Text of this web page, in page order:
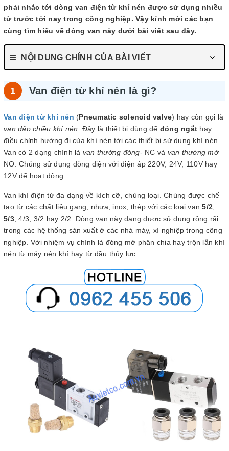
phải nhắc tới dòng van điện từ khí nén được sử dụng nhiều
từ trước tới nay trong công nghiệp. Vậy kính mời các bạn
cùng tìm hiểu về dòng van này dưới bài viết sau đây.
NỘI DUNG CHÍNH CỦA BÀI VIẾT
Van điện từ khí nén là gì?
Van điện từ khí nén (Pneumatic solenoid valve) hay còn gọi là
van đảo chiều khí nén . Đây là thiết bị dùng để đóng ngắt hay
điều chỉnh hướng đi của khí nén tới các thiết bị sử dụng khí nén.
Van có 2 dạng chính là van thường đóng- NC và van thường mở
NO. Chúng sử dụng dòng điện với điện áp 220V, 24V, 110V hay
12V để hoạt động.
Van khí điện từ đa dạng về kích cỡ, chủng loại. Chúng được chế
tạo từ các chất liệu gang, nhựa, inox, thép với các loại van5/2
5/3, 4/3, 3/2 hay 2/2. Dòng van này đang được sử dụng rộng rãi
trong các hệ thống sản xuất ở các nhà máy, xí nghiệp trong công
nghiệp. Với nhiệm vụ chính là đóng mở phân chia hay trộn lẫn khí
nén từ máy nén khí hay từ dầu thủy lực.